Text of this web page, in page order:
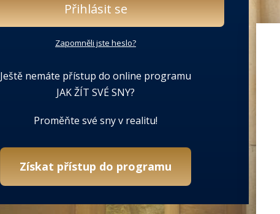
Přihlásit se
Zapomněli jste heslo?
Ještě nemáte přístup do online programu
JAK ŽÍT SVÉ SNY?
Proměňte své sny v realitu!
Získat přístup do programu